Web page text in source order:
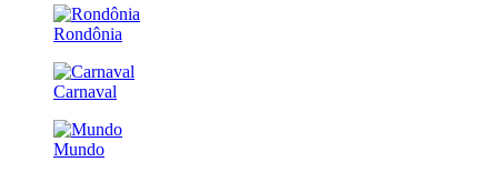
Rondônia
Carnaval
Mundo